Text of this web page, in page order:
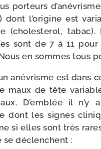
por­teurs
dont l’origine est
(cho­les­te­rol,
sont de 7 à 11 pour
en sommes tous
ané­vrisme est dans
maux de tête
D’emblée il n’y
dont les signes
si elles sont très
se déclenchent :